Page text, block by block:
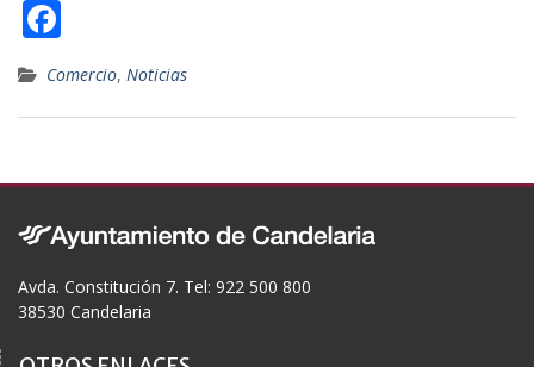
e
b
o
k
Comercio, Noticias
Avda. Constitución 7. Tel: 922 500 800
38530 Candelaria